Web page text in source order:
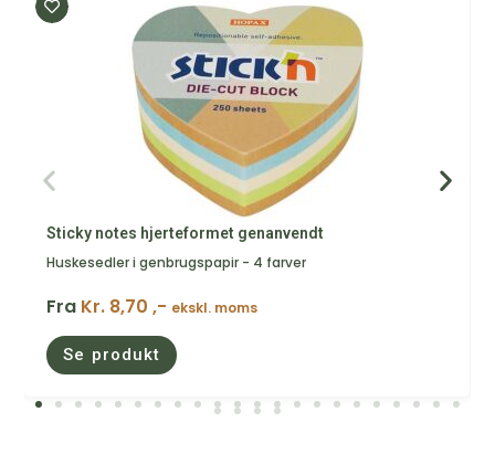
Sticky notes hjerteformet genanvendt
Huskesedler i genbrugspapir - 4 farver
Fra Kr. 8,70 ,- ekskl. moms
Se produkt